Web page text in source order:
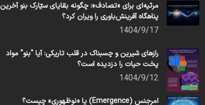
مرثیه‌ای برای «تصادف»: چگونه بقایای سیّارک بنو آخرین
پناهگاه آفرینش‌باوری را ویران کرد؟
1404/9/17
رازهای شیرین و چسبناک در قلب تاریکی: آیا "بنو" مواد
پخت حیات را دزدیده است؟
1404/9/12
امرجنس (Emergence) یا «نوظهوری» چیست؟